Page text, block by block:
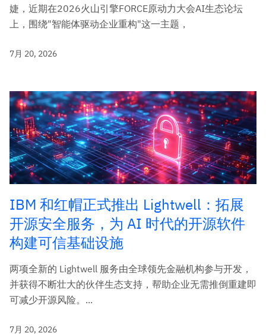
婕，近期在2026火山引擎FORCE原动力大会AI生态论坛
上，围绕"智能体驱动企业重构"这一主题，
7月 20, 2026
IBM 和红帽正式推出 Lightwell：拓展
开源安全服务，为 AI 时代的开源软件
构建可信基础设施
两项全新的 Lightwell 服务由全球领先金融机构参与开发，
并获得不断壮大的伙伴生态支持，帮助企业无需推倒重建即
可减少开源风险。...
7月 20, 2026